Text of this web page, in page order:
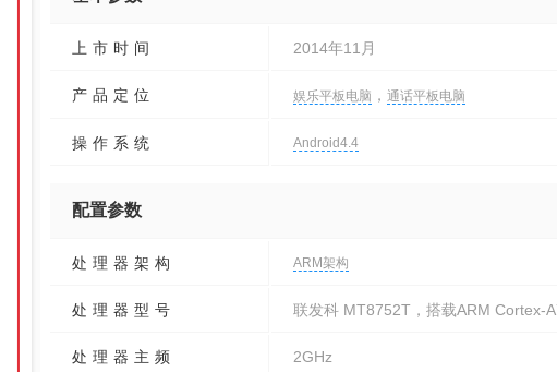
上市时间 2014年11月
产品定位 娱乐平板电脑 ， 通话平板电脑
操作系统 Android4.4
配置参数
处理器架构 ARM架构
处理器型号 联发科 MT8752T，搭载ARM Cortex-
处理器主频 2GHz